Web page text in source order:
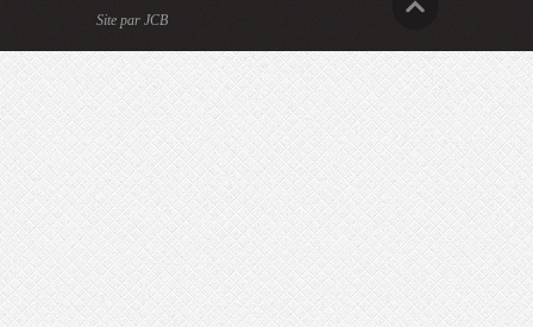
Site par JCB